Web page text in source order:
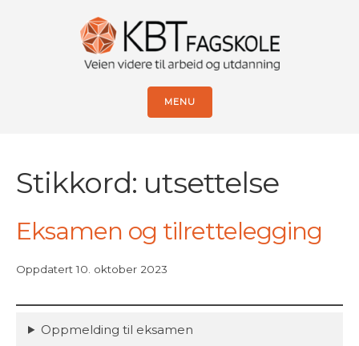
MENU
Stikkord: utsettelse
Eksamen og tilrettelegging
Oppdatert 10. oktober 2023
Oppmelding til eksamen